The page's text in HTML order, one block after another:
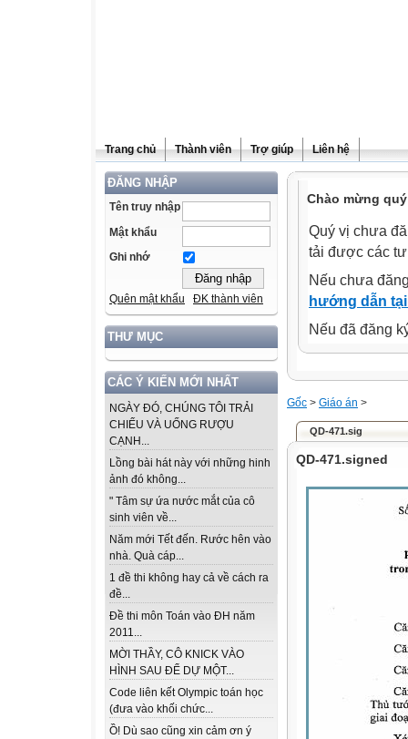
Trang chủ Thành viên Trợ giúp Liên hệ
ĐĂNG NHẬP
Tên truy nhập
Mật khẩu
Ghi nhớ
Quên mật khẩu ĐK thành viên
THƯ MỤC
CÁC Ý KIẾN MỚI NHẤT
NGÀY ĐÓ, CHÚNG TÔI TRẢI
CHIẾU VÀ UỐNG RƯỢU
CẠNH...
Lồng bài hát này với những hinh
ảnh đó không...
" Tâm sự ứa nước mắt của cô
sinh viên về...
Năm mới Tết đến. Rước hên vào
nhà. Quà cáp...
1 đề thi không hay cả về cách ra
đề...
Đề thi môn Toán vào ĐH năm
2011...
MỜI THẦY, CÔ KNICK VÀO
HÌNH SAU ĐỂ DỰ MỘT...
Code liên kết Olympic toán học
(đưa vào khối chức...
Ồ! Dù sao cũng xin cảm ơn ý
Chào mừng
Quý vị chưa
tải được các
Nếu chưa
hướng dẫn
Nếu đã đăng
Gốc > Giáo án >
QD-471.sig
QD-471.signed